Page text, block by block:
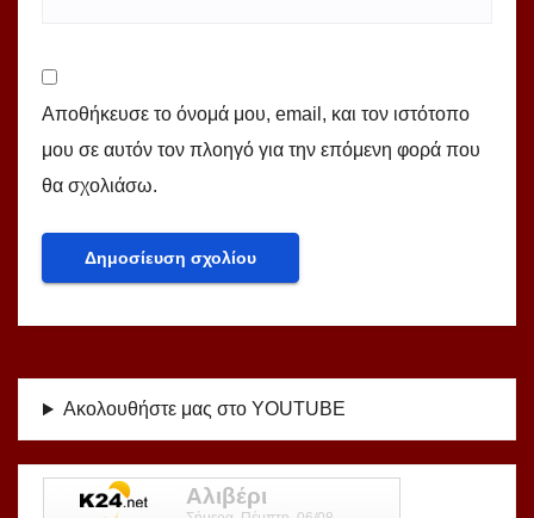
Αποθήκευσε το όνομά μου, email, και τον ιστότοπο
μου σε αυτόν τον πλοηγό για την επόμενη φορά που
θα σχολιάσω.
Ακολουθήστε μας στο YOUTUBE